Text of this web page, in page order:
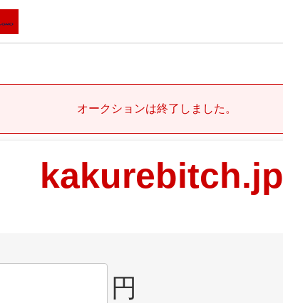
オークションは終了しました。
kakurebitch.jp
円